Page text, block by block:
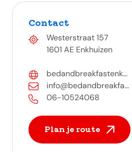
Contact
Westerstraat 157
1601 AE Enkhuizen
bedandbreakfastenk...
info@bedandbreakfa...
06-10524068
Plan je route